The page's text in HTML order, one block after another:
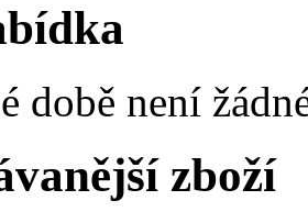
době není
zboží